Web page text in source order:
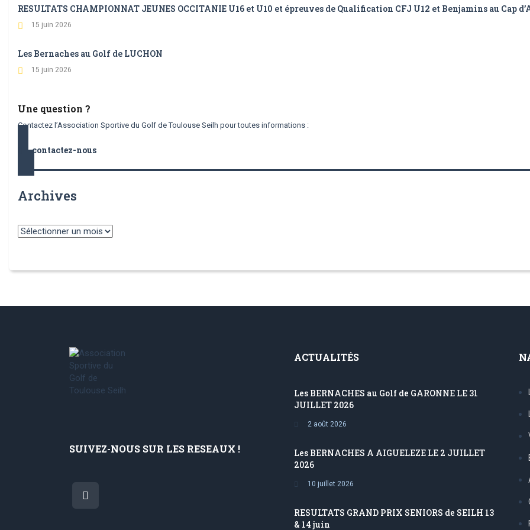
RESULTATS CHAMPIONNAT JEUNES OCCITANIE U16 et U10 et épreuves de Qualification CFJ U12 et Benjamins au Cap
15 juin 2026
Les Bernaches au Golf de LUCHON
15 juin 2026
Une question ?
Contactez l’Association Sportive du Golf de Toulouse Seilh pour toutes informations :
contactez-nous
Archives
Archives
SUIVEZ-NOUS SUR LES RESEAUX !
ACTUALITÉS
Les BERNACHES au Golf de GARONNE LE 31
JUILLET 2026
2 août 2026
Les BERNACHES A AIGUELEZE LE 2 JUILLET
2026
10 juillet 2026
RESULTATS GRAND PRIX SENIORS de SEILH 13
& 14 juin